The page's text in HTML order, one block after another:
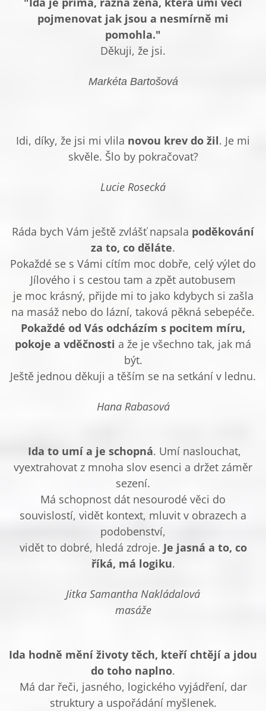
pojmenovat jak jsou a nesmírně mi
pomohla."
Děkuji, že jsi.
Markéta Bartošová
Idi, díky, že jsi mi vlila novou krev do žil. Je mi
skvěle. Šlo by pokračovat?
Lucie Rosecká
Ráda bych Vám ještě zvlášť napsala poděkování
za to, co děláte.
Pokaždé se s Vámi cítím moc dobře, celý výlet do
Jílového i s cestou tam a zpět autobusem
je moc krásný, přijde mi to jako kdybych si zašla
na masáž nebo do lázní, taková pěkná sebepéče.
Pokaždé od Vás odcházím s pocitem míru,
pokoje a vděčnosti a že je všechno tak, jak má
být.
Ještě jednou děkuji a těším se na setkání v lednu.
Hana Rabasová
Ida to umí a je schopná. Umí naslouchat,
vyextrahovat z mnoha slov esenci a držet záměr
sezení.
Má schopnost dát nesourodé věci do
souvislostí, vidět kontext, mluvit v obrazech a
podobenství,
vidět to dobré, hledá zdroje. Je jasná a to, co
říká, má logiku.
Jitka Samantha Nakládalová
masáže
Ida hodně mění životy těch, kteří chtějí a jdou
do toho naplno.
Má dar řeči, jasného, logického vyjádření, dar
struktury a uspořádání myšlenek.